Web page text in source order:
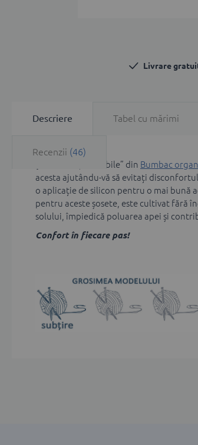
gallery
Livrare
Descriere
Şosete fine,”invizibile” din Bumbac
acesta ajutându-vă să evitați
o aplicație de silicon pentru o mai bună
pentru aceste șosete, este cultivat fără
solului, împiedică poluarea apei și
Confort în fiecare pas!
Tabel cu mărimi
Recenzii 46